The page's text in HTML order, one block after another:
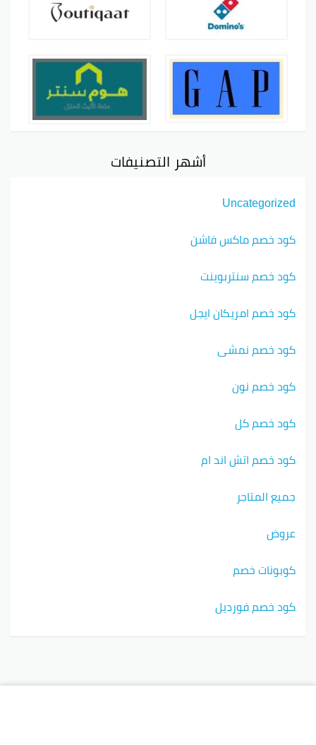
أشهر التصنيفات
Uncategorized
كود خصم ماكس فاشن
كود خصم سنتربوينت
كود خصم امريكان ايجل
كود خصم نمشي
كود خصم نون
كود خصم كل
كود خصم اتش اند ام
جميع المتاجر
عروض
كوبونات خصم
كود خصم فورديل